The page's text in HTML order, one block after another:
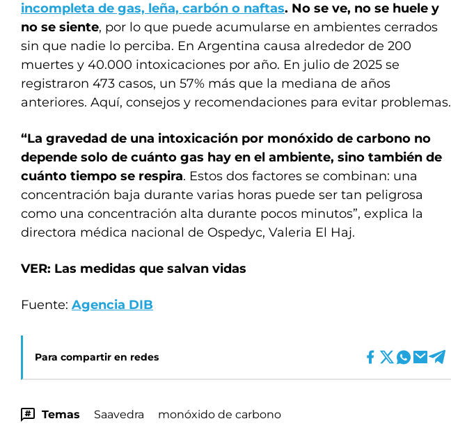
incompleta de gas, leña, carbón o naftas. No se ve, no se huele y
no se siente, por lo que puede acumularse en ambientes cerrados
sin que nadie lo perciba. En Argentina causa alrededor de 200
muertes y 40.000 intoxicaciones por año. En julio de 2025 se
registraron 473 casos, un 57% más que la mediana de años
anteriores. Aquí, consejos y recomendaciones para evitar problemas.
“La gravedad de una intoxicación por monóxido de carbono no
depende solo de cuánto gas hay en el ambiente, sino también de
cuánto tiempo se respira. Estos dos factores se combinan: una
concentración baja durante varias horas puede ser tan peligrosa
como una concentración alta durante pocos minutos”, explica la
directora médica nacional de Ospedyc, Valeria El Haj.
VER: Las medidas que salvan vidas
Fuente: Agencia DIB
Para compartir en redes
Temas Saavedra monóxido de carbono